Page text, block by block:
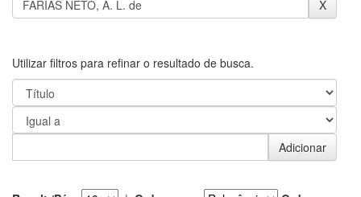
Utilizar filtros para refinar o resultado de busca.